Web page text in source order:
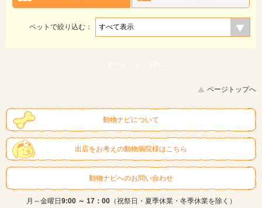
ペットで絞り込む：
スマートフォン | PC
ページトップへ
動物ナビについて
出店をお考えの動物病院様はこちら
動物ナビへのお問い合わせ
月～金曜日9:00 ～ 17：00（祝祭日・夏季休業・冬季休業を除く）